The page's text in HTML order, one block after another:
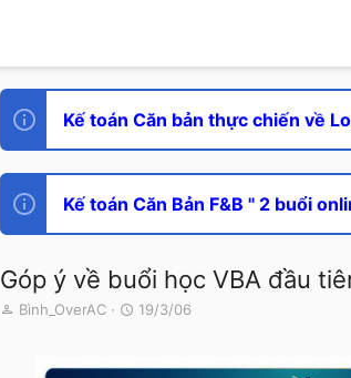
Kế toán Căn bản thực chiến về
Kế toán Căn Bản F&B " 2 buổi
Góp ý về buổi học VBA đầu
T
Bình_OverAC
N
y
19/3/06